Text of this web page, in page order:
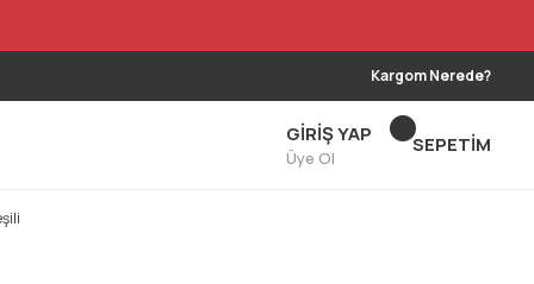
Kargom Nerede?
GİRİŞ YAP
Üye Ol
SEPETİM